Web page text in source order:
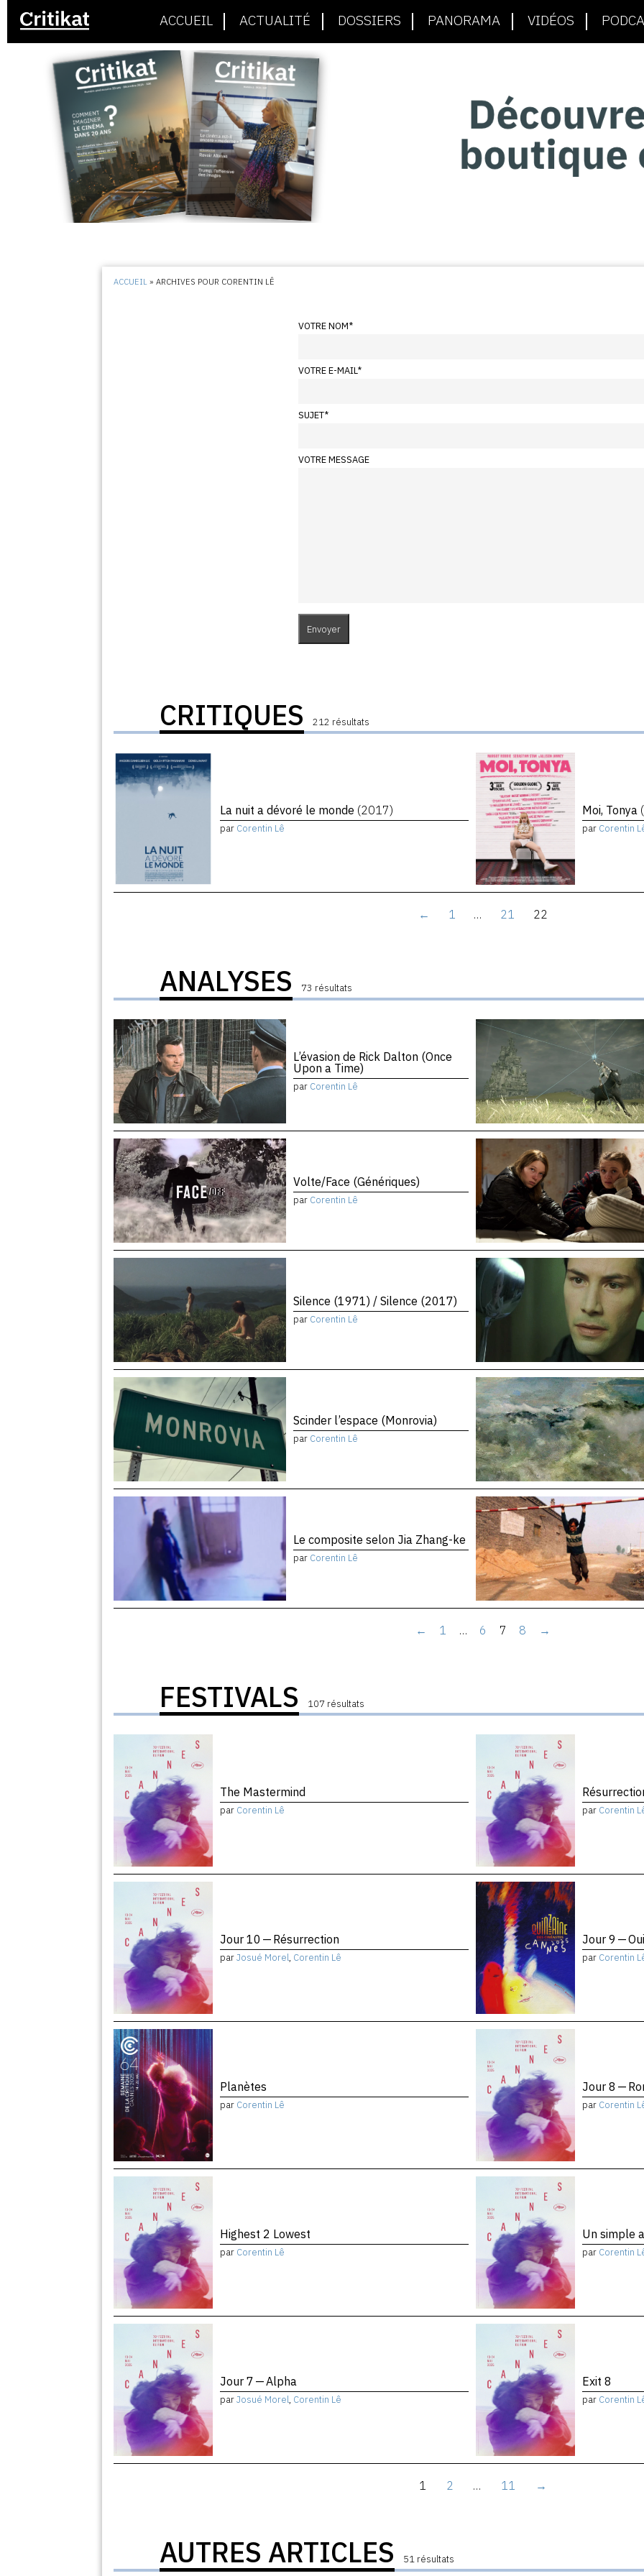
ACCUEIL ACTUALITÉ DOSSIERS PANORAMA VIDÉOS
ACCUEIL »ARCHIVES POUR CORENTIN LÊ
VOTRE NOM*
VOTRE E-MAIL*
SUJET*
VOTRE MESSAGE
CRITIQUES 212 résultats
La nuit a dévoré le monde (2017)
par Corentin Lê
Moi, Tonya
par Corentin
← 1 … 21 22
ANALYSES 73 résultats
L’évasion de Rick Dalton (Once
Upon a Time)
par Corentin Lê
Volte/Face (Génériques)
par Corentin Lê
Silence (1971) / Silence (2017)
par Corentin Lê
Scinder l’espace (Monrovia)
par Corentin Lê
Le composite selon Jia Zhang-ke
par Corentin Lê
← 1 … 6 7 8 →
FESTIVALS 107 résultats
The Mastermind
par Corentin Lê par Corentin
Jour 10 — Résurrection
parJosué Morel, Corentin Lê
Jour 9 — Oui
par Corentin
Planètes
par Corentin Lê
Jour 8 —
par Corentin
Highest 2 Lowest
par Corentin Lê
Un simple
par Corentin
Jour 7 — Alpha
parJosué Morel, Corentin Lê
Exit 8
par Corentin
1 2 … 11 →
AUTRES ARTICLES 51 résultats